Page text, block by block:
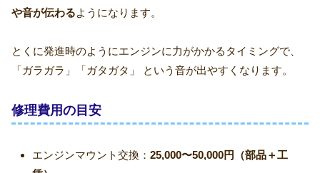
や音が伝わるようになります。
とくに発進時のようにエンジンに力がかかるタイミングで、
「ガラガラ」「ガタガタ」 という音が出やすくなります。
修理費用の目安
エンジンマウント交換： 25,000〜50,000円（部品＋工